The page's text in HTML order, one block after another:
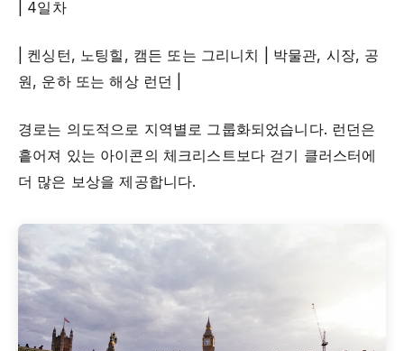
| 4일차
| 켄싱턴, 노팅힐, 캠든 또는 그리니치 | 박물관, 시장, 공
원, 운하 또는 해상 런던 |
경로는 의도적으로 지역별로 그룹화되었습니다. 런던은
흩어져 있는 아이콘의 체크리스트보다 걷기 클러스터에
더 많은 보상을 제공합니다.